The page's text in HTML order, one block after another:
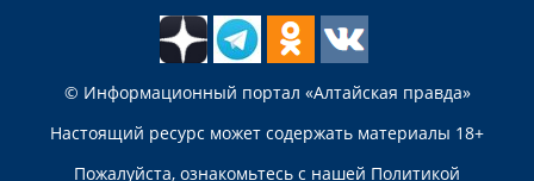
© Информационный портал «Алтайская правда»
Настоящий ресурс может содержать материалы 18+
Пожалуйста, ознакомьтесь с нашей Политикой